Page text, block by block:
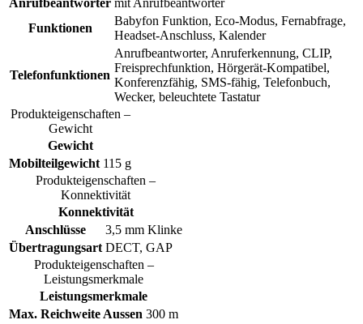
Anrufbeantworter mit Anrufbeantworter
Funktionen
Babyfon Funktion, Eco-Modus, Fernabfrage,
Headset-Anschluss, Kalender
Telefonfunktionen
Anrufbeantworter, Anruferkennung, CLIP,
Freisprechfunktion, Hörgerät-Kompatibel,
Konferenzfähig, SMS-fähig, Telefonbuch,
Wecker, beleuchtete Tastatur
Produkteigenschaften –
Gewicht
Gewicht
Mobilteilgewicht 115 g
Produkteigenschaften –
Konnektivität
Konnektivität
Anschlüsse
3,5 mm Klinke
Übertragungsart DECT, GAP
Produkteigenschaften –
Leistungsmerkmale
Leistungsmerkmale
Max. Reichweite Aussen 300 m